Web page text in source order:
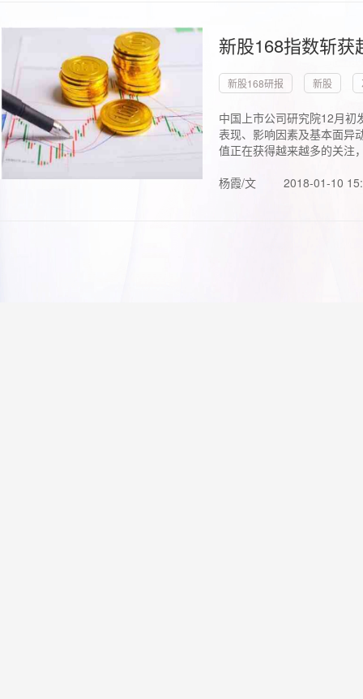
新股168指数斩
新股168研报 新股
中国上市公司研究院12月初
表现、影响因素及基本面异
值正在获得越来越多的关注
杨霞/文
2018-01-10